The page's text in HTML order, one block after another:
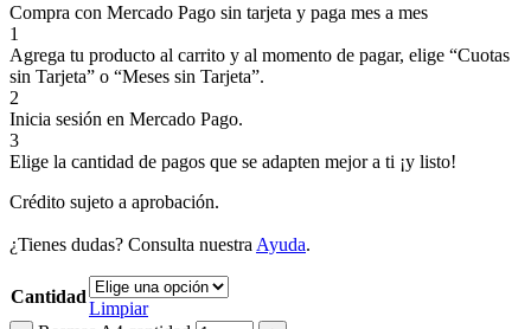
Compra con Mercado Pago sin tarjeta y paga mes a mes
1
Agrega tu producto al carrito y al momento de pagar, elige “Cuotas
sin Tarjeta” o “Meses sin Tarjeta”.
2
Inicia sesión en Mercado Pago.
3
Elige la cantidad de pagos que se adapten mejor a ti ¡y listo!
Crédito sujeto a aprobación.
¿Tienes dudas? Consulta nuestra Ayuda.
Cantidad
Limpiar